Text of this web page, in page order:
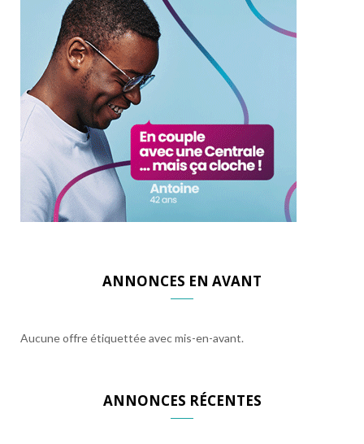
ANNONCES EN AVANT
Aucune offre étiquettée avec mis-en-avant.
ANNONCES RÉCENTES